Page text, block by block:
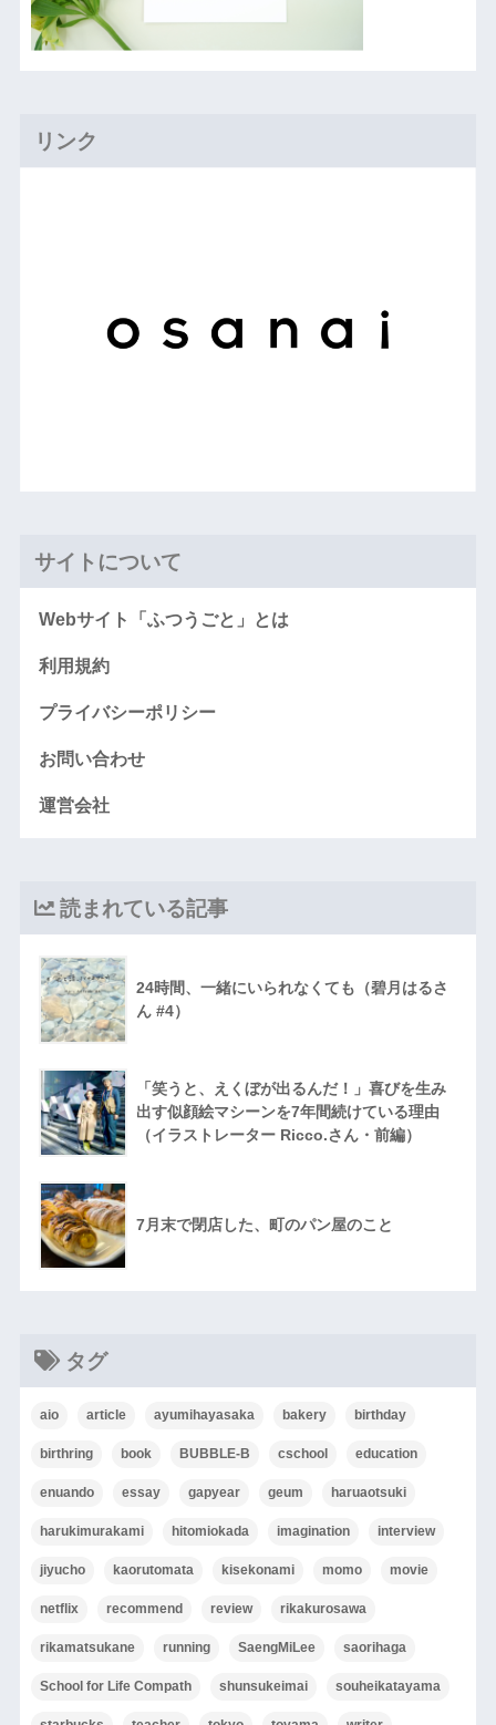
リンク
サイトについて
Webサイト「ふつうごと」とは
利用規約
プライバシーポリシー
お問い合わせ
運営会社
読まれている記事
24時間、一緒にいられなくても（碧月はるさ
ん #4）
「笑うと、えくぼが出るんだ！」喜びを生み
出す似顔絵マシーンを7年間続けている理由
（イラストレーター Ricco.さん・前編）
7月末で閉店した、町のパン屋のこと
タグ
aio article ayumihayasaka bakery birthday
birthring book BUBBLE-B cschool education
enuando essay gapyear geum haruaotsuki
harukimurakami hitomiokada imagination interview
jiyucho kaorutomata kisekonami momo movie
netflix recommend review rikakurosawa
rikamatsukane running SaengMiLee saorihaga
School for Life Compath shunsukeimai souheikatayama